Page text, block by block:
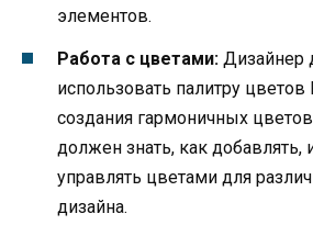
элементов.
Работа с цветами: Дизайнер
использовать палитру цветов
создания гармоничных
должен знать, как добавлять,
управлять цветами для
дизайна.